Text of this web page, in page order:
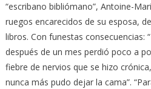
“escribano bibliómano”, Antoine-
ruegos encarecidos de su esposa,
libros. Con funestas consecuencias:
después de un mes perdió poco a
fiebre de nervios que se hizo
nunca más pudo dejar la cama”.